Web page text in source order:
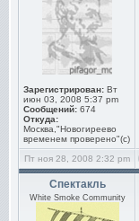
Зарегистрирован: Вт
июн 03, 2008 5:37 pm
Сообщений: 674
Откуда:
Москва,"Новогиреево
временем проверено"(с)
Пт ноя 28, 2008 2:32 pm
Спектакль
White Smoke Community